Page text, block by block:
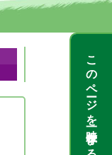
このページを一時保存する